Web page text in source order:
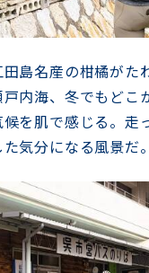
島名産の柑橘がた
内海、冬でもどこ
を肌で感じる。走
気分になる風景だ。